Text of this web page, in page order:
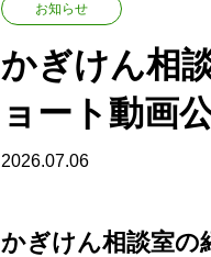
お知らせ
かぎけん相
ョート動画
2026.07.06
かぎけん相談室の